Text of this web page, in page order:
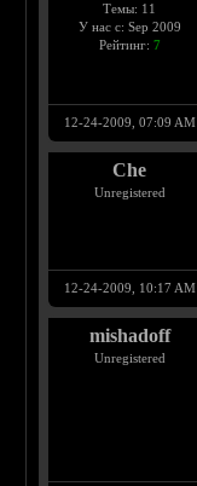
Темы: 11
У нас с: Sep 2009
Рейтинг: 7
12-24-2009, 07:09 AM
Che
Unregistered
12-24-2009, 10:17 AM
mishadoff
Unregistered